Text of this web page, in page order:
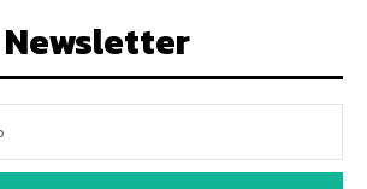
Newsletter